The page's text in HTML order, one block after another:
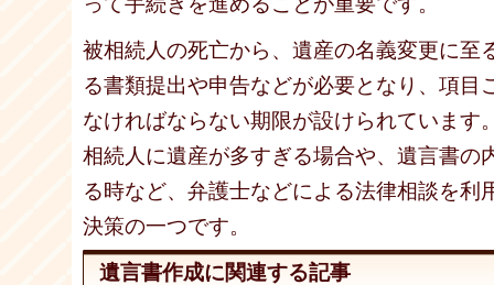
被相続人の死亡から、遺産の名義変更に至
る書類提出や申告などが必要となり、項目
なければならない期限が設けられています
相続人に遺産が多すぎる場合や、遺言書の
る時など、弁護士などによる法律相談を利
決策の一つです。
遺言書作成に関連する記事